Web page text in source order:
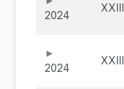
2024
2024